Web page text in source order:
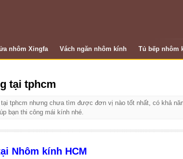
nhôm Xingfa Vách ngăn nhôm kính Tủ bếp nhôm
tại tphcm
tphcm nhưng chưa tìm được đơn vị nào tốt nhất, có khả
bạn thi công mái kính nhé.
Nhôm kính HCM